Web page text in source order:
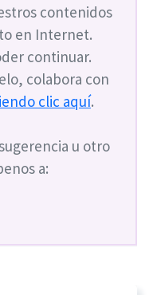
contenidos
en Internet.
continuar.
colabora con
clic aquí.
u otro
a: